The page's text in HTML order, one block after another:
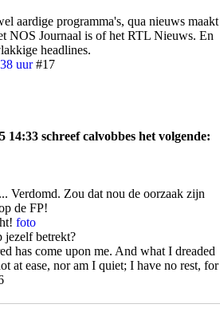
aardige programma's, qua nieuws maakt
NOS Journaal is of het RTL Nieuws. En
headlines.
uur #17
schreef calvobbes het volgende:
Verdomd. Zou dat nou de oorzaak zijn
de FP!
foto
jezelf betrekt?
has come upon me. And what I dreaded
at ease, nor am I quiet; I have no rest, for